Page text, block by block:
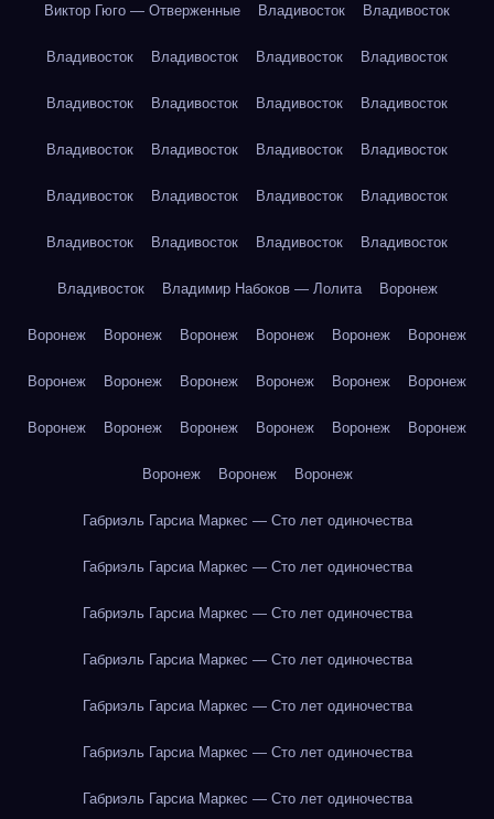
Виктор Гюго — Отверженные Владивосток Владивосток
Владивосток Владивосток Владивосток Владивосток
Владивосток Владивосток Владивосток Владивосток
Владивосток Владивосток Владивосток Владивосток
Владивосток Владивосток Владивосток Владивосток
Владивосток Владивосток Владивосток Владивосток
Владивосток Владимир Набоков — Лолита Воронеж
Воронеж Воронеж Воронеж Воронеж Воронеж Воронеж
Воронеж Воронеж Воронеж Воронеж Воронеж Воронеж
Воронеж Воронеж Воронеж Воронеж Воронеж Воронеж
Воронеж Воронеж Воронеж
Габриэль Гарсиа Маркес — Сто лет одиночества
Габриэль Гарсиа Маркес — Сто лет одиночества
Габриэль Гарсиа Маркес — Сто лет одиночества
Габриэль Гарсиа Маркес — Сто лет одиночества
Габриэль Гарсиа Маркес — Сто лет одиночества
Габриэль Гарсиа Маркес — Сто лет одиночества
Габриэль Гарсиа Маркес — Сто лет одиночества